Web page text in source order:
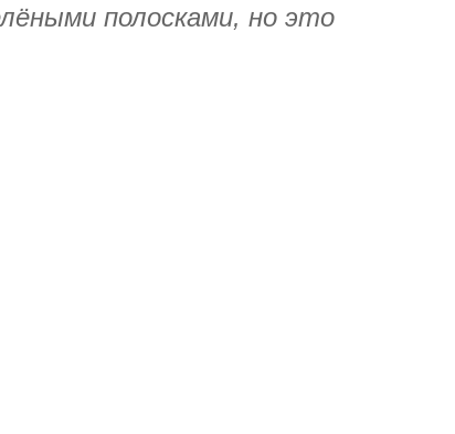
полосками, но это